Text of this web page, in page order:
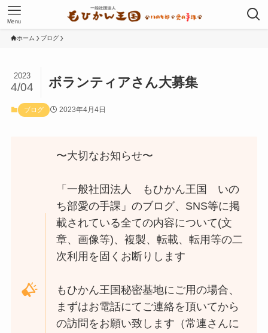
Menu
ホーム ブログ
ボランティアさん大募集
2023
4/04
ブログ 2023年4月4日
〜大切なお知らせ〜
「一般社団法人 もひかん王国 いの
ち部愛の手課」のブログ、SNS等に掲
載されている全ての内容について(文
章、画像等)、複製、転載、転用等の二
次利用を固くお断りします
もひかん王国秘密基地にご用の場合、
まずはお電話にてご連絡を頂いてから
の訪問をお願い致します（常連さんに